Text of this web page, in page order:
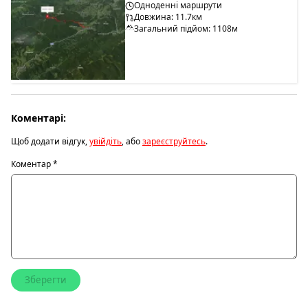
Одноденні маршрути
Довжина: 11.7км
Загальний підйом: 1108м
Коментарі:
Щоб додати відгук,увійдіть, абозареєструйтесь.
Коментар*